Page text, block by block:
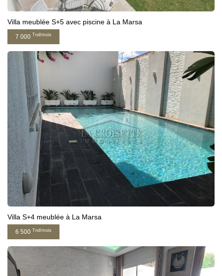
Villa meublée S+5 avec piscine à La Marsa
7 000 Tnd/mois
Villa S+4 meublée à La Marsa
6 500 Tnd/mois